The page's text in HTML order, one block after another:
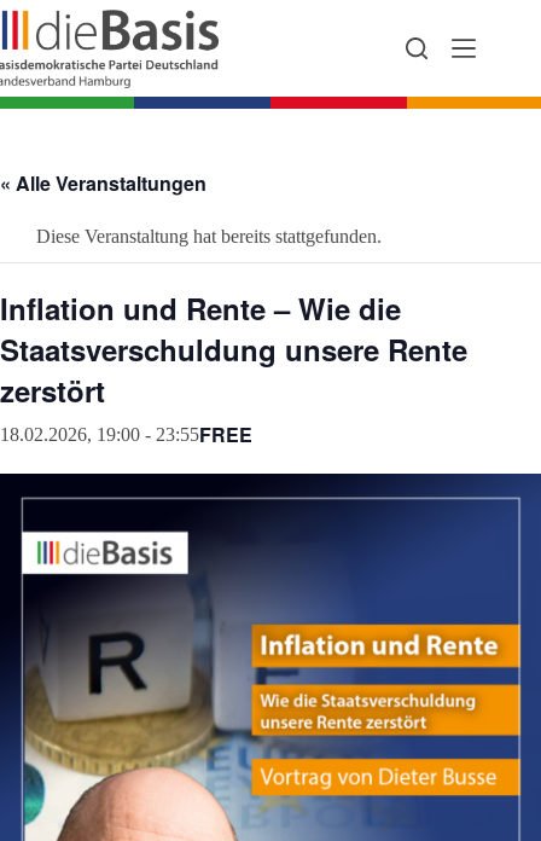
Zum
Inhalt
springen
« Alle Veranstaltungen
Diese Veranstaltung hat bereits stattgefunden.
Inflation und Rente – Wie die
Staatsverschuldung unsere Rente
zerstört
18.02.2026, 19:00 - 23:55FREE